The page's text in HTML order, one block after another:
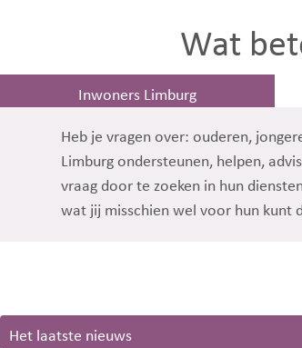
Wat
Inwoners Limburg
Heb je vragen over: ouderen,
Limburg ondersteunen, helpen,
vraag door te zoeken in hun
wat jij misschien wel voor hun kunt
Het laatste nieuws